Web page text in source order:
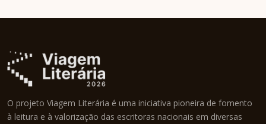
O projeto Viagem Literária é uma iniciativa pioneira de fomento
à leitura e à valorização das escritoras nacionais em diversas